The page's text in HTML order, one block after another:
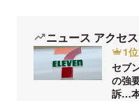
ニュース アクセ
1位
セブ
の強
訴…